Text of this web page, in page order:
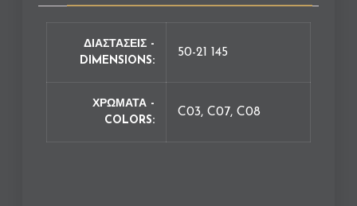
ΔΙΑΣΤΑΣΕΙΣ -
DIMENSIONS
50-21 145
ΧΡΩΜΑΤΑ -
COLORS
C03, C07, C08